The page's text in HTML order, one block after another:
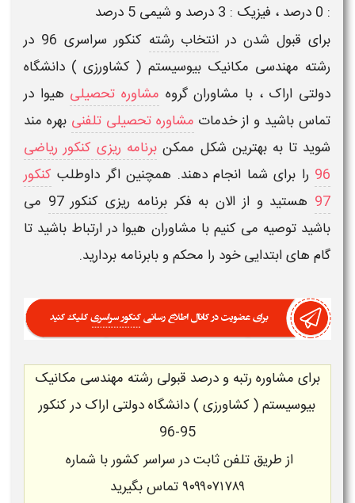
: 0 درصد ، فیزیک : 3 درصد و شیمی 5 درصد
برای قبول شدن در انتخاب رشته کنکور سراسری 96
در
رشته مهندسی مکانیک بیوسیستم ( کشاورزی ) دانشگاه
دولتی اراک، با مشاوران گروه مشاوره تحصیلی هیوا در
تماس باشید و از خدمات مشاوره تحصیلی تلفنی بهره مند
شوید تا به بهترین شکل ممکن برنامه ریزی کنکور ریاضی
96 را برای شما انجام دهند. همچنین اگر داوطلب کنکور
97 هستید و از الان به فکربرنامه ریزی کنکور 97
می
باشید توصیه می کنیم با مشاوران هیوا در ارتباط باشید تا
گام های ابتدایی خود را محکم و بابرنامه بردارید.
برای مشاوره رتبه و درصد قبولی رشته مهندسی مکانیک
بیوسیستم ( کشاورزی ) دانشگاه دولتی اراک در کنکور
95-96
از طریق تلفن ثابت در سراسر کشور با شماره
۹۰۹۹۰۷۱۷۸۹تماس بگیرید